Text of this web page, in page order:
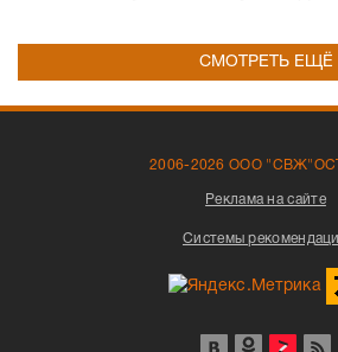
СМОТРЕТЬ ЕЩЁ
2006-2026 ООО
Реклама на сайте
Системы